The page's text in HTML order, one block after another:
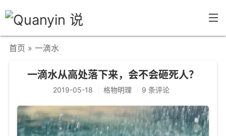
文章分类
学海泛舟
首页 » 一滴水
一滴水从高处落下来，会不会砸死人？
2019-05-18 格物明理 9 条评论